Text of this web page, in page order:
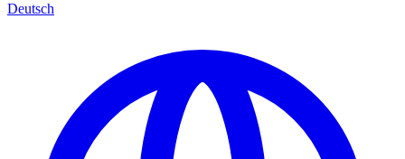
Deutsch